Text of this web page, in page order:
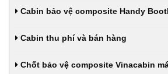
Cabin bảo vệ composite Handy
Cabin thu phí và bán hàng
Chốt bảo vệ composite Vinacabin